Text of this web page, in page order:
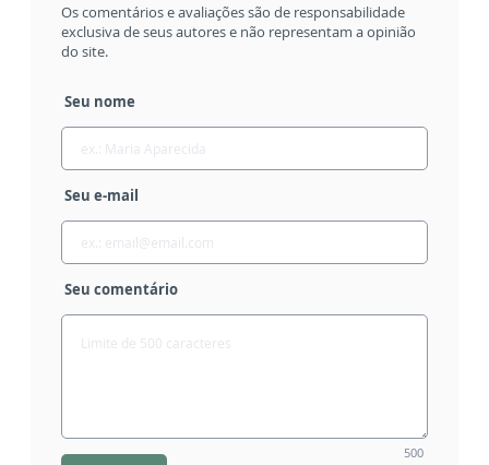
Os comentários e avaliações são de responsabilidade
exclusiva de seus autores e não representam a opinião
do site.
Seu nome
Seu e-mail
Seu comentário
500